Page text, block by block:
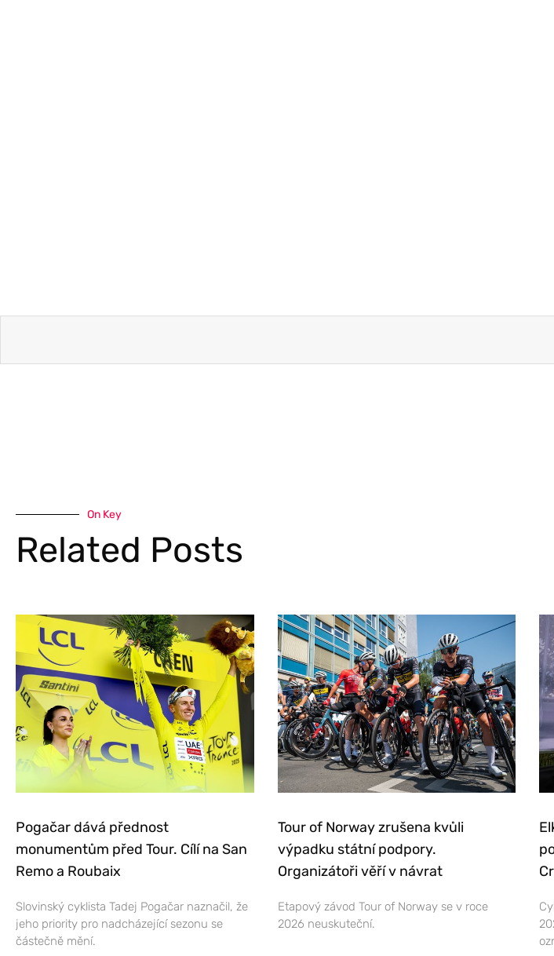
On Key
Related Posts
Pogačar dává přednost
monumentům před Tour. Cílí na San
Remo a Roubaix
Slovinský cyklista Tadej Pogačar naznačil, že
jeho priority pro nadcházející sezonu se
částečně mění.
Tour of Norway zrušena kvůli
výpadku státní podpory.
Organizátoři věří v návrat
Etapový závod Tour of Norway se v roce
2026 neuskuteční.